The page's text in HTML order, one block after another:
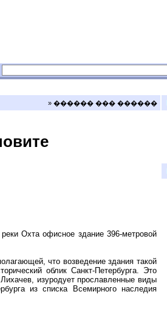
» ������ ��� ������
Охта офисное здание 396-метровой
что возведение здания такой
облик Санкт-Петербурга. Это
изуродует прославленные виды
из списка Всемирного наследия